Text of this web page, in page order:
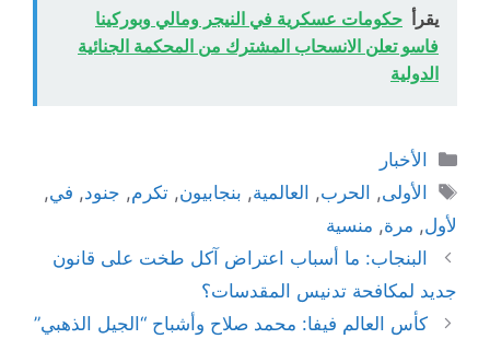
يقرأ حكومات عسكرية في النيجر ومالي وبوركينا
فاسو تعلن الانسحاب المشترك من المحكمة الجنائية
الدولية
التصنيفات
الأخبار
الوسوم
الأولى, الحرب, العالمية, بنجابيون,تكرم, جنود, في,
لأول, مرة, منسية
البنجاب: ما أسباب اعتراض آكل طخت على قانون
جديد لمكافحة تدنيس المقدسات؟
كأس العالم فيفا: محمد صلاح وأشباح “الجيل الذهبي”